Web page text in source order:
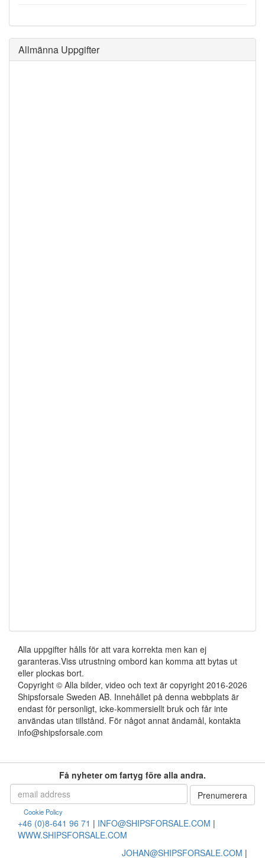
Allmänna Uppgifter
Alla uppgifter hålls för att vara korrekta men kan ej
garanteras.Viss utrustning ombord kan komma att bytas ut
eller plockas bort.
Copyright © Alla bilder, video och text är copyright 2016-2026
Shipsforsale Sweden AB. Innehållet på denna webbplats är
endast för personligt, icke-kommersiellt bruk och får inte
användas utan tillstånd. För något annat ändamål, kontakta
info@shipsforsale.com
Få nyheter om fartyg före alla andra.
Cookie Policy
+46 (0)8-641 96 71 | INFO@SHIPSFORSALE.COM |
WWW.SHIPSFORSALE.COM
JOHAN@SHIPSFORSALE.COM |